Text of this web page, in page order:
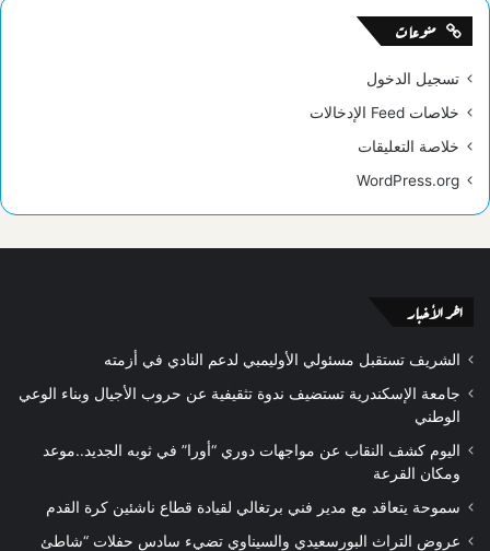
منوعات
تسجيل الدخول
خلاصات Feed الإدخالات
خلاصة التعليقات
WordPress.org
اخر الأخبار
الشريف تستقبل مسئولي الأوليمبي لدعم النادي في أزمته
جامعة الإسكندرية تستضيف ندوة تثقيفية عن حروب الأجيال وبناء الوعي
الوطني
اليوم كشف النقاب عن مواجهات دوري “أورا” في ثوبه الجديد..موعد
ومكان القرعة
سموحة يتعاقد مع مدير فني برتغالي لقيادة قطاع ناشئين كرة القدم
عروض التراث البورسعيدي والسيناوي تضيء سادس حفلات “شاطئ